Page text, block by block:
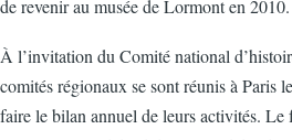
de revenir au musée de Lormont en 2010.
À l’invitation du Comité national
comités régionaux se sont réunis à Paris
faire le bilan annuel de leurs activités.